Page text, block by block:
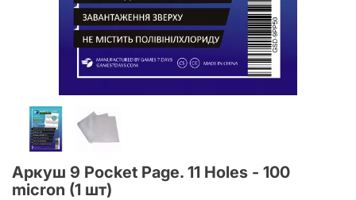
Аркуш 9 Pocket Page. 11 Holes - 100
micron (1 шт)